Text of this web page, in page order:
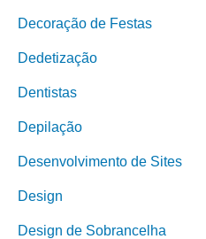
Decoração de Festas
Dedetização
Dentistas
Depilação
Desenvolvimento de Sites
Design
Design de Sobrancelha